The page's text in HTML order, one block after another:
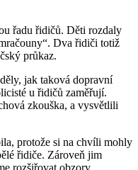
řadu řidičů. Děti rozdaly
Dva řidiči totiž
průkaz.
jak taková dopravní
u řidičů zaměřují.
zkouška, a vysvětlili
protože si na chvíli mohly
řidiče. Zároveň jim
rozšiřovat obzory